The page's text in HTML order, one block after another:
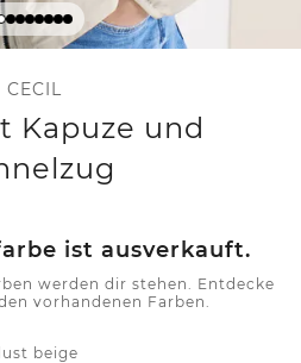
CECIL
Kapuze und
ist ausverkauft.
werden dir stehen. Entdecke
vorhandenen Farben.
beige